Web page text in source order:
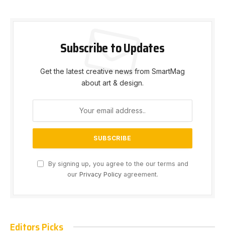
Subscribe to Updates
Get the latest creative news from SmartMag
about art & design.
By signing up, you agree to the our terms and
our Privacy Policyagreement.
Editors Picks